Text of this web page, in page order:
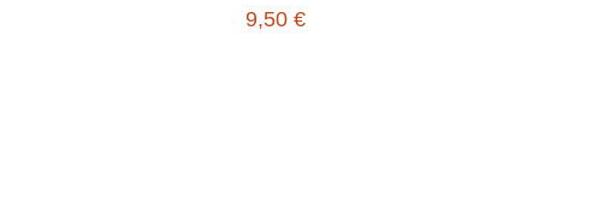
9,50 €